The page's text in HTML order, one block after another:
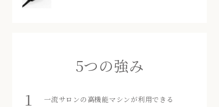
5つの強み
一流サロンの高機能マシンが利用できる